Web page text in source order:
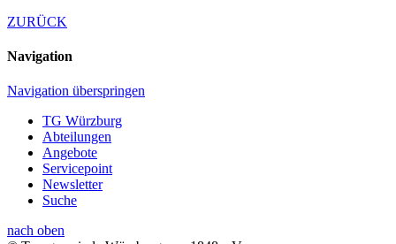
ZURÜCK
Navigation
Navigation überspringen
TG Würzburg
Abteilungen
Angebote
Servicepoint
Newsletter
Suche
nach oben